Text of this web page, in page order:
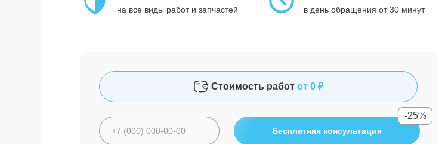
на все виды работ и запчастей в день обращения от 30 минут
Стоимость работ от 0 ₽
Бесплатная консультация
-25%